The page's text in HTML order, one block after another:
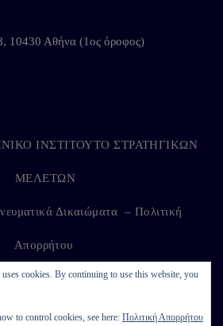
10430 Αθήνα (1ος όροφος)
cookies. By continuing to use this website, you
to control cookies, see here: Πολιτική Απορρήτου
ΙΝΣΤΙΤΟΥΤΟ ΣΤΡΑΤΗΓΙΚΩΝ
ΜΕΛΕΤΩΝ
Δικαιώματα – Πολιτική
Απορρήτου
by